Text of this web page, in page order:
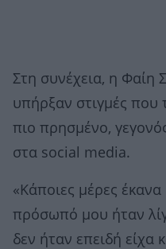
Στη συνέχεια, η Φαίη
υπήρξαν στιγμές
πιο πρησμένο,
στα social media.
«Κάποιες μέρες έκανα
πρόσωπό μου ήταν
δεν ήταν επειδή είχα